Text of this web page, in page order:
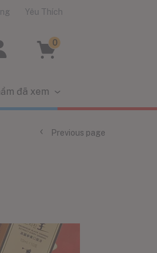
Yêu Thích
0
đã xem
Previous page